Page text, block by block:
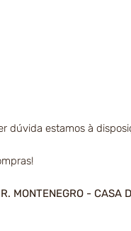
dúvida estamos à
MONTENEGRO - CASA